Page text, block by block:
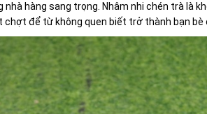
hàng sang trọng. Nhâm nhi chén trà là
để từ không quen biết trở thành bạn bè